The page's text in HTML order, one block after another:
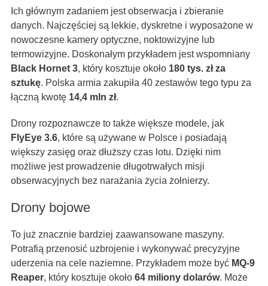
Ich głównym zadaniem jest obserwacja i zbieranie
danych. Najczęściej są lekkie, dyskretne i wyposażone w
nowoczesne kamery optyczne, noktowizyjne lub
termowizyjne. Doskonałym przykładem jest wspomniany
Black Hornet 3, który kosztuje około 180 tys. zł za
sztukę. Polska armia zakupiła 40 zestawów tego typu za
łączną kwotę 14,4 mln zł.
Drony rozpoznawcze to także większe modele, jak
FlyEye 3.6, które są używane w Polsce i posiadają
większy zasięg oraz dłuższy czas lotu. Dzięki nim
możliwe jest prowadzenie długotrwałych misji
obserwacyjnych bez narażania życia żołnierzy.
Drony bojowe
To już znacznie bardziej zaawansowane maszyny.
Potrafią przenosić uzbrojenie i wykonywać precyzyjne
uderzenia na cele naziemne. Przykładem może być MQ-9
Reaper, który kosztuje około 64 miliony dolarów. Może